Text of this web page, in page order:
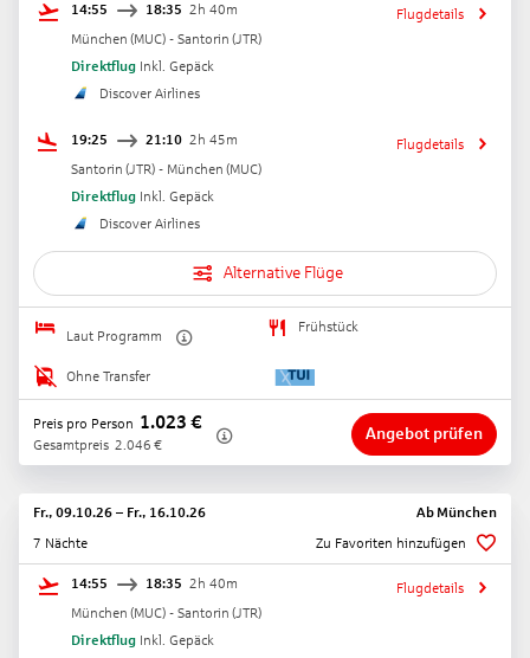
14:55 18:35 2h 40m
München (MUC) - Santorin (JTR)
Direktflug Inkl. Gepäck
Discover Airlines
Flugdetails
19:25 21:10 2h 45m
Santorin (JTR) - München (MUC)
Direktflug Inkl. Gepäck
Discover Airlines
Flugdetails
Alternative Flüge
Laut Programm
Frühstück
Ohne Transfer
Preis pro Person 1.023 €
Gesamtpreis 2.046 €
Angebot prüfen
Fr., 09.10.26 – Fr., 16.10.26 Ab München
7 Nächte
Zu Favoriten hinzufügen
14:55 18:35 2h 40m
München (MUC) - Santorin (JTR)
Direktflug Inkl. Gepäck
Flugdetails